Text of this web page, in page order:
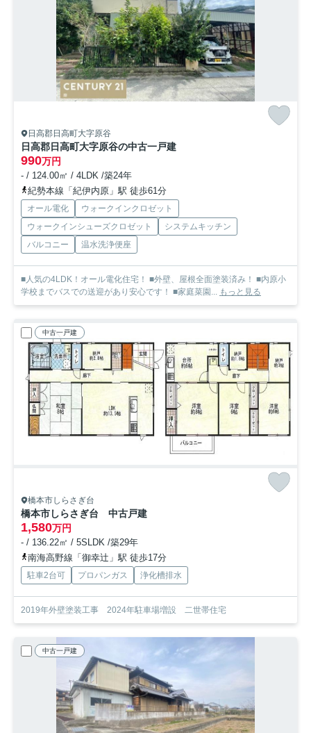
日高郡日高町大字原谷
日高郡日高町大字原谷の中古一戸建
990万円
- / 124.00㎡ / 4LDK /築24年
紀勢本線「紀伊内原」駅 徒歩61分
オール電化
ウォークインクロゼット
ウォークインシューズクロゼット
システムキッチン
バルコニー
温水洗浄便座
■人気の4LDK！オール電化住宅！ ■外壁、屋根全面塗装済み！ ■内原小
学校までバスでの送迎があり安心です！ ■家庭菜園... もっと見る
中古一戸建
橋本市しらさぎ台
橋本市しらさぎ台 中古戸建
1,580万円
- / 136.22㎡ / 5SLDK /築29年
南海高野線「御幸辻」駅 徒歩17分
駐車2台可 プロパンガス 浄化槽排水
2019年外壁塗装工事 2024年駐車場増設 二世帯住宅
中古一戸建